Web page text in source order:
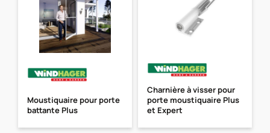
Moustiquaire pour porte
battante Plus
Charnière à visser pour
porte moustiquaire Plus
et Expert